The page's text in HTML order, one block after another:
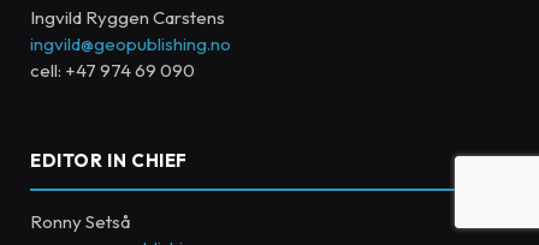
Ingvild Ryggen Carstens
ingvild@geopublishing.no
cell: +47 974 69 090
EDITOR IN CHIEF
Ronny Setså